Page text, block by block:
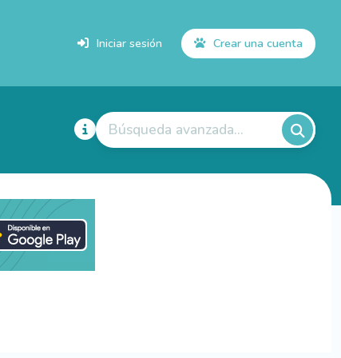
Iniciar sesión Crear una cuenta
Búsqueda avanzada...